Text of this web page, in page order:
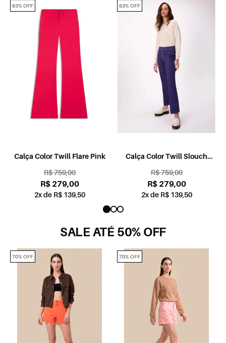
Calça Color Twill Flare Pink
R$ 759,00
R$ 279,00
2x de R$ 139,50
63% OFF
Calça Color Twill Slouch
R$ 759,00
R$ 279,00
2x de R$ 139,50
63% OFF
SALE ATÉ 50% OFF
70% OFF 70% OFF